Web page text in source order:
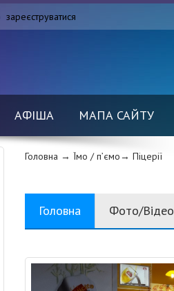
зареєструватися
АФІША МАПА САЙТУ
Головна → Їмо / п’ємо→ Піцерії
Головна Фото/Відео